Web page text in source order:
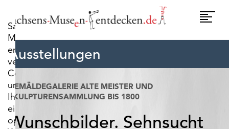
Sachsens-
Museen-
entdecken.de
verwendet
Cookies,
um
Ihnen
ein
optimales
Ausstellungen
GEMÄLDEGALERIE ALTE MEISTER UND
SKULPTURENSAMMLUNG BIS 1800
Wunschbilder. Sehnsucht